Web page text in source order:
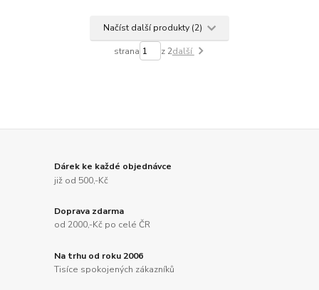
Načíst další produkty (2)
strana z 2další
Dárek ke každé objednávce
již od 500,-Kč
Doprava zdarma
od 2000,-Kč po celé ČR
Na trhu od roku 2006
Tisíce spokojených zákazníků